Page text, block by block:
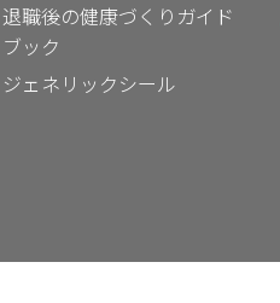
退職後の健康づくりガイド
ブック
ジェネリックシール